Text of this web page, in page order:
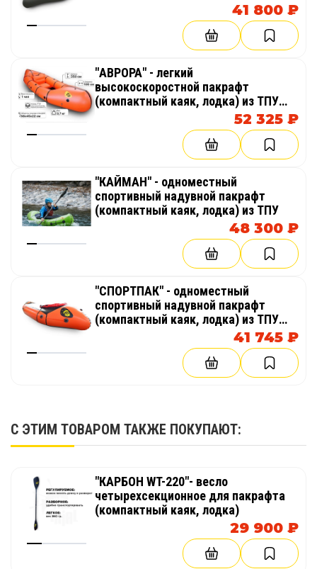
41 800 ₽
"АВРОРА" - легкий
высокоскоростной пакрафт
(компактный каяк, лодка) из ТПУ
для сплавов по озерам, бурной воде
52 325 ₽
"КАЙМАН" - одноместный
спортивный надувной пакрафт
(компактный каяк, лодка) из ТПУ
48 300 ₽
"СПОРТПАК" - одноместный
спортивный надувной пакрафт
(компактный каяк, лодка) из ТПУ
41 745 ₽
С ЭТИМ ТОВАРОМ ТАКЖЕ ПОКУПАЮТ:
"КАРБОН WT-220"- весло
четырехсекционное для пакрафта
(компактный каяк, лодка)
29 900 ₽